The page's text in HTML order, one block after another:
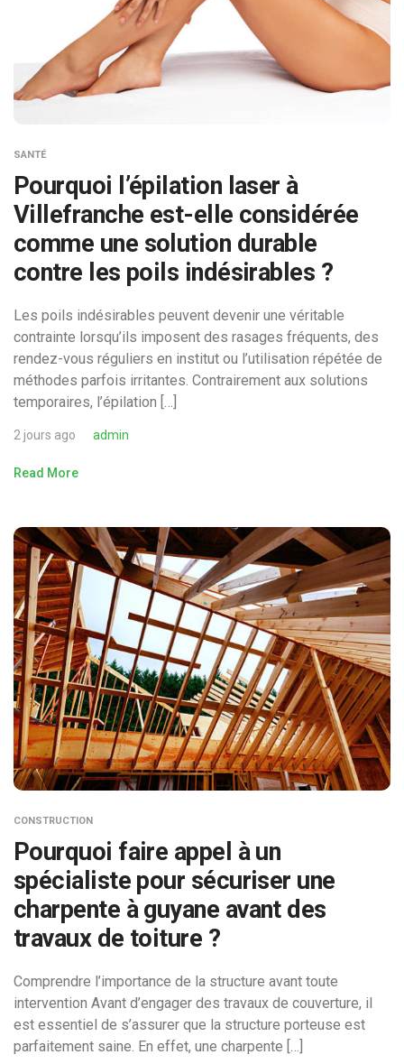
SANTÉ
Pourquoi l’épilation laser à
Villefranche est-elle considérée
comme une solution durable
contre les poils indésirables ?
Les poils indésirables peuvent devenir une véritable
contrainte lorsqu’ils imposent des rasages fréquents, des
rendez-vous réguliers en institut ou l’utilisation répétée de
méthodes parfois irritantes. Contrairement aux solutions
temporaires, l’épilation […]
2 jours ago admin
Read More
CONSTRUCTION
Pourquoi faire appel à un
spécialiste pour sécuriser une
charpente à guyane avant des
travaux de toiture ?
Comprendre l’importance de la structure avant toute
intervention Avant d’engager des travaux de couverture, il
est essentiel de s’assurer que la structure porteuse est
parfaitement saine. En effet, une charpente […]